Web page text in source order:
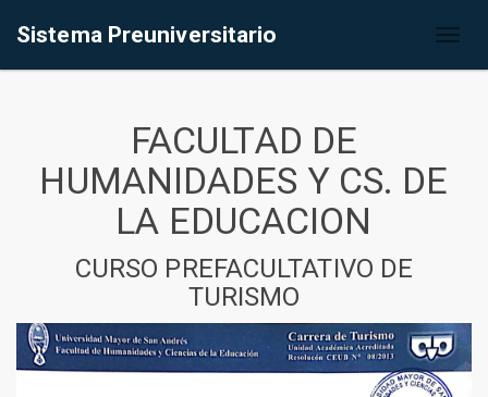
Sistema Preuniversitario
FACULTAD DE
HUMANIDADES Y CS. DE
LA EDUCACION
CURSO PREFACULTATIVO DE
TURISMO